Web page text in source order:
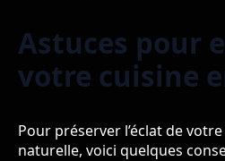
Astuces pour
votre cuisine
Pour préserver l’éclat de
naturelle, voici quelques